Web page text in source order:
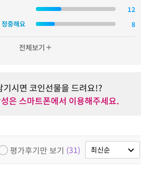
중해요
전체보기 add
기시면 코인선물을 드려요!?
은 스마트폰에서 이용해주세요.
평가후기만 보기 (31) 최신순 expand_more